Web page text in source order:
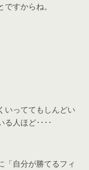
すからね。
いっててもしんどい
人ほど････
「自分が勝てるフィ